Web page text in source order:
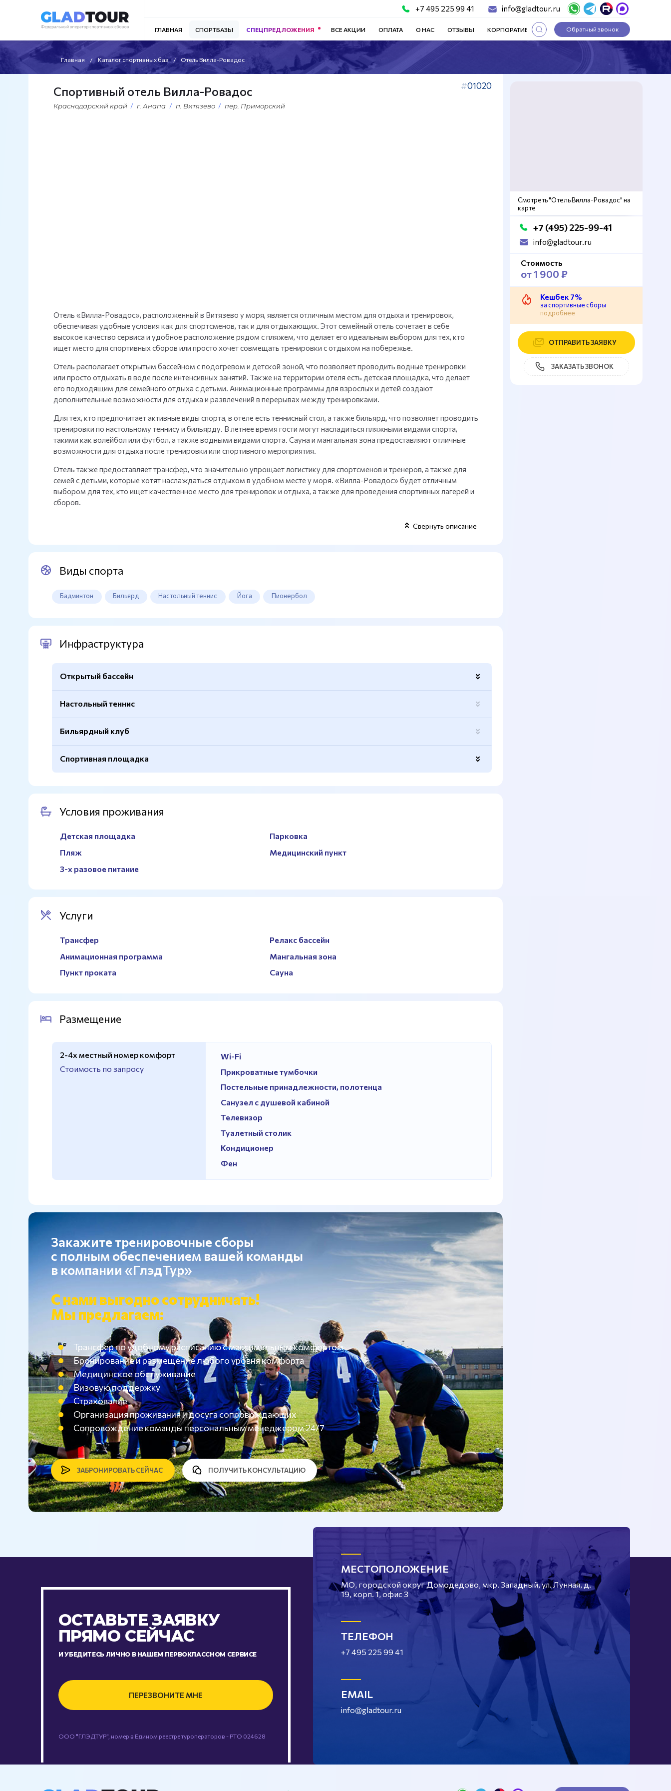
+7 495 225 99 41 info@gladtour.ru
ГЛАВНАЯ СПОРТБАЗЫ СПЕЦПРЕДЛОЖЕНИЯ ВСЕ АКЦИИ ОПЛАТА О НАС ОТЗЫВЫ КОРПОРАТИВНЫЕ ТУРЫ СТАТЬИ
Обратный звонок
Главная Каталог спортивных баз Отель Вилла-Ровадос
01020
Спортивный отель Вилла-Ровадос
Краснодарский край г. Анапа п. Витязево пер. Приморский
Отель «Вилла-Ровадос», расположенный в Витязево у моря, является отличным местом для отдыха и тренировок,
обеспечивая удобные условия как для спортсменов, так и для отдыхающих. Этот семейный отель сочетает в себе
высокое качество сервиса и удобное расположение рядом с пляжем, что делает его идеальным выбором для тех, кто
ищет место для спортивных сборов или просто хочет совмещать тренировки с отдыхом на побережье.
Отель располагает открытым бассейном с подогревом и детской зоной, что позволяет проводить водные тренировки
или просто отдыхать в воде после интенсивных занятий. Также на территории отеля есть детская площадка, что делает
его подходящим для семейного отдыха с детьми. Анимационные программы для взрослых и детей создают
дополнительные возможности для отдыха и развлечений в перерывах между тренировками.
Для тех, кто предпочитает активные виды спорта, в отеле есть теннисный стол, а также бильярд, что позволяет проводить
тренировки по настольному теннису и бильярду. В летнее время гости могут насладиться пляжными видами спорта,
такими как волейбол или футбол, а также водными видами спорта. Сауна и мангальная зона предоставляют отличные
возможности для отдыха после тренировки или спортивного мероприятия.
Отель также предоставляет трансфер, что значительно упрощает логистику для спортсменов и тренеров, а также для
семей с детьми, которые хотят наслаждаться отдыхом в удобном месте у моря. «Вилла-Ровадос» будет отличным
выбором для тех, кто ищет качественное место для тренировок и отдыха, а также для проведения спортивных лагерей и
сборов.
Свернуть описание
Виды спорта
Бадминтон Бильярд Настольный теннис Йога Пионербол
Инфраструктура
Открытый бассейн
Подогрев
Есть
Размер
2,5-5х7м.
Настольный теннис
Бильярдный клуб
Спортивная площадка
Сетка для бадминтона
Условия проживания
Детская площадка
Парковка
Пляж
Медицинский пункт
3-х разовое питание
Услуги
Трансфер
Релакс бассейн
Анимационная программа
Мангальная зона
Пункт проката
Сауна
Размещение
2-4х местный номер комфорт
Стоимость по запросу
Wi-Fi
Прикроватные тумбочки
Постельные принадлежности, полотенца
Санузел с душевой кабиной
Телевизор
Туалетный столик
Кондиционер
Фен
Закажите тренировочные сборы
с полным обеспечением вашей команды
в компании «ГлэдТур»
С нами выгодно сотрудничать!
Мы предлагаем:
Трансфер по удобному расписанию с максимальным комфортом
Бронирование и размещение любого уровня комфорта
Медицинское обслуживание
Визовую поддержку
Страхование
Организация проживания и досуга сопровождающих
Сопровождение команды персональным менеджером 24/7
ЗАБРОНИРОВАТЬ СЕЙЧАС ПОЛУЧИТЬ КОНСУЛЬТАЦИЮ
Смотреть "Отель Вилла-Ровадос" на
карте
+7 (495) 225-99-41
info@gladtour.ru
Стоимость
от 1 900 ₽
Кешбек 7%
за спортивные сборы
подробнее
ОТПРАВИТЬ ЗАЯВКУ
ЗАКАЗАТЬ ЗВОНОК
ОСТАВЬТЕ ЗАЯВКУ
ПРЯМО СЕЙЧАС
И УБЕДИТЕСЬ ЛИЧНО В НАШЕМ ПЕРВОКЛАССНОМ СЕРВИСЕ
ПЕРЕЗВОНИТЕ МНЕ
ООО "ГЛЭДТУР", номер в Едином реестре туроператоров - РТО 024628
МЕСТОПОЛОЖЕНИЕ
МО, городской округ Домодедово, мкр. Западный, ул. Лунная, д.
19, корп. 1, офис 3
ТЕЛЕФОН
+7 495 225 99 41
EMAIL
info@gladtour.ru